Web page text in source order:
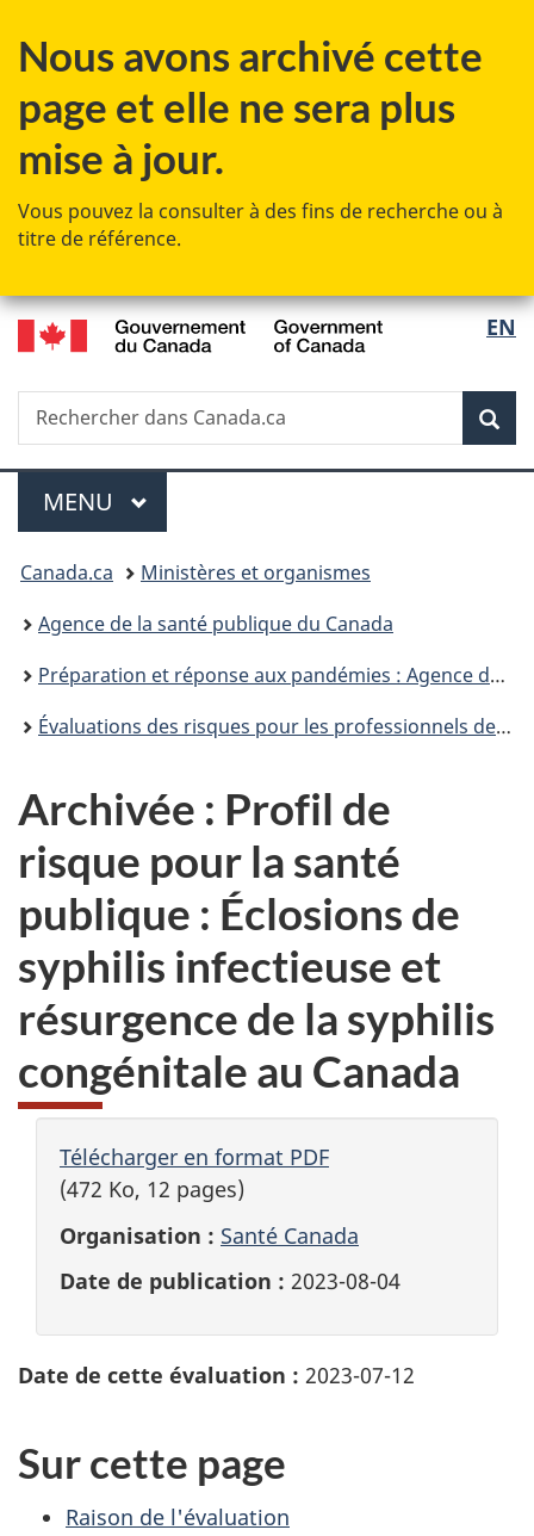
au
principal
à
Au
»
à
version
Nous avons archivé cette
page et elle ne sera plus
mise à jour.
Vous pouvez la consulter à des fins de recherche ou à
titre de référence.
de
la
EN
Recherche
Rechercher
dans
Menu
MENU PRINCIPAL
Vous
êtes
ici :
Canada.ca
Ministères et organismes
Agence de la santé publique du Canada
Préparation et réponse aux pandémies : Agence de la santé publique du Canada
Évaluations des risques pour les professionnels de la santé publique
Archivée : Profil de
risque pour la santé
publique : Éclosions de
syphilis infectieuse et
résurgence de la syphilis
congénitale au Canada
Télécharger en format PDF
(472 Ko, 12 pages)
Organisation : Santé Canada
Date de publication : 2023-08-04
Date de cette évaluation : 2023-07-12
Sur cette page
Raison de l'évaluation